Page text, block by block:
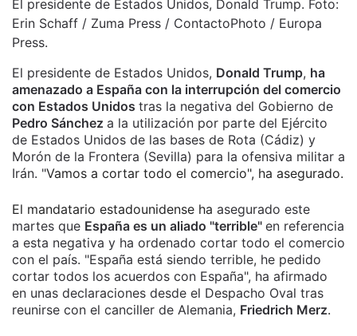
El presidente de Estados Unidos, Donald Trump. Foto:
Erin Schaff / Zuma Press / ContactoPhoto / Europa
Press.
El presidente de Estados Unidos, Donald Trump, ha
amenazado a España con la interrupción del comercio
con Estados Unidos tras la negativa del Gobierno de
Pedro Sánchez a la utilización por parte del Ejército
de Estados Unidos de las bases de Rota (Cádiz) y
Morón de la Frontera (Sevilla) para la ofensiva militar a
Irán. "Vamos a cortar todo el comercio", ha asegurado.
El mandatario estadounidense ha asegurado este
martes que España es un aliado "terrible" en referencia
a esta negativa y ha ordenado cortar todo el comercio
con el país. "España está siendo terrible, he pedido
cortar todos los acuerdos con España", ha afirmado
en unas declaraciones desde el Despacho Oval tras
reunirse con el canciller de Alemania, Friedrich Merz.